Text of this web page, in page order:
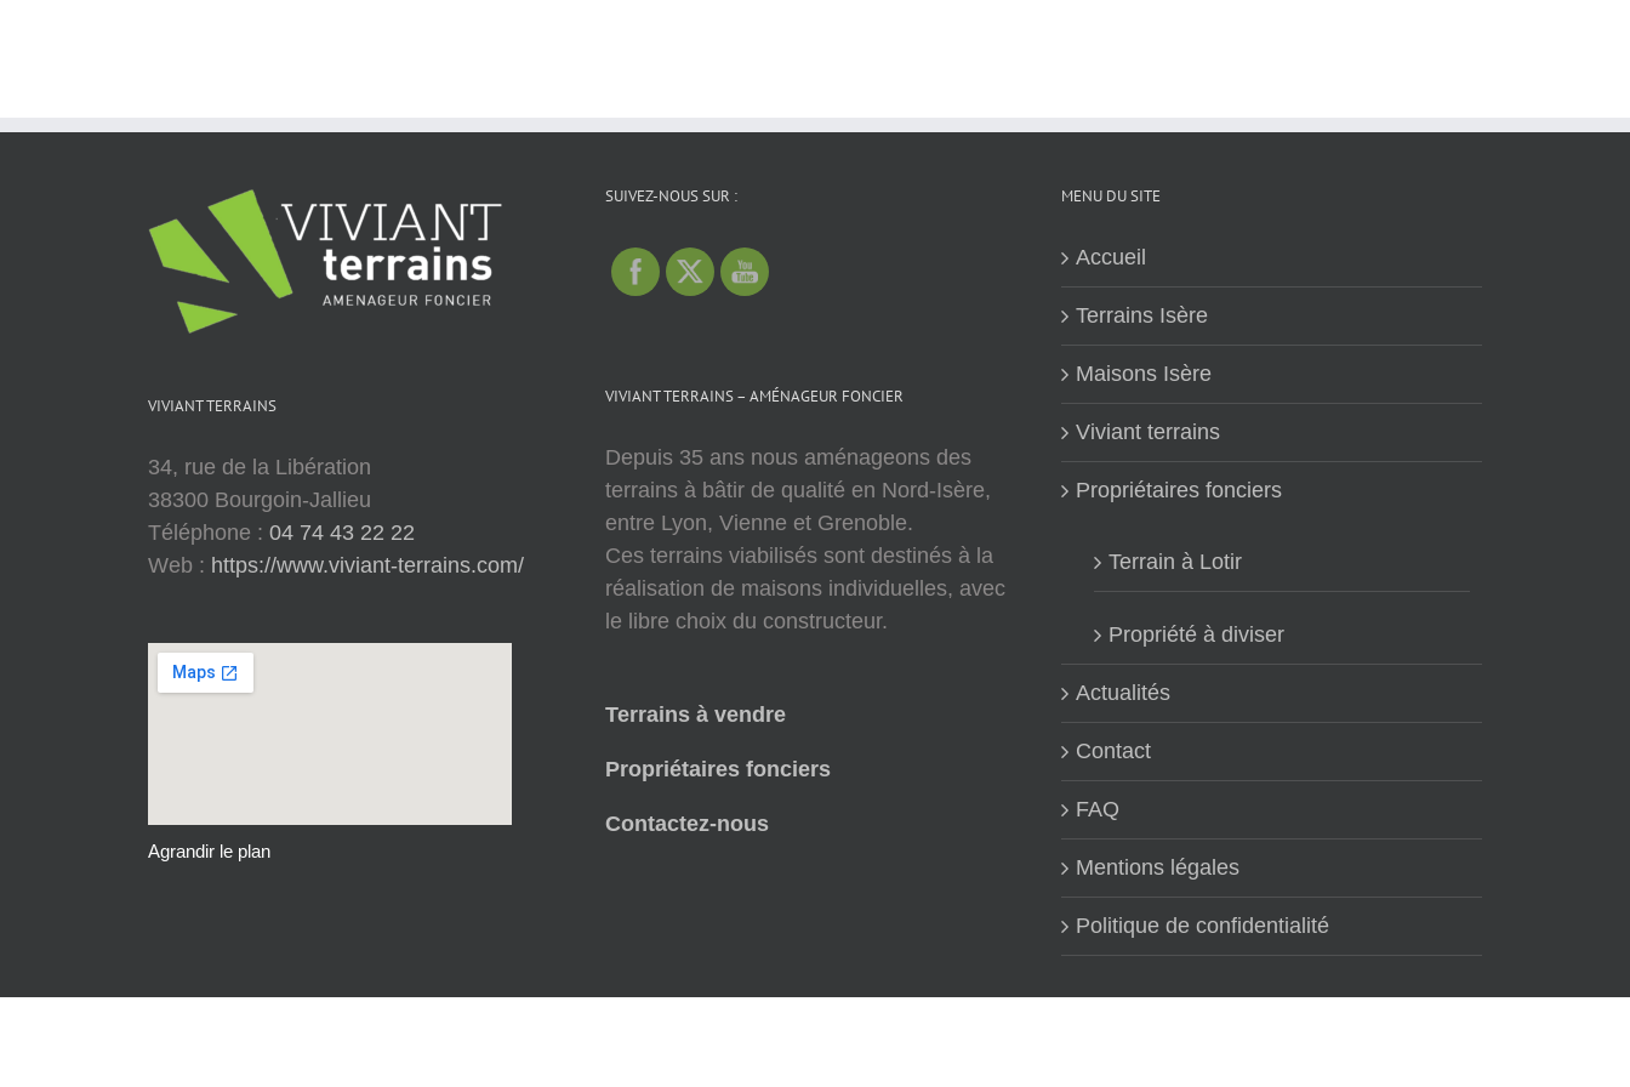
VIVIANT TERRAINS
34, rue de la Libération
38300 Bourgoin-Jallieu
Téléphone : 04 74 43 22 22
Web : https://www.viviant-terrains.com/
Agrandir le plan
SUIVEZ-NOUS SUR :
VIVIANT TERRAINS – AMÉNAGEUR FONCIER
Depuis 35 ans nous aménageons des
terrains à bâtir de qualité en Nord-Isère,
entre Lyon, Vienne et Grenoble.
Ces terrains viabilisés sont destinés à la
réalisation de maisons individuelles, avec
le libre choix du constructeur.
Terrains à vendre
Propriétaires fonciers
Contactez-nous
MENU DU SITE
Accueil
Terrains Isère
Maisons Isère
Viviant terrains
Propriétaires fonciers
Terrain à Lotir
Propriété à diviser
Actualités
Contact
FAQ
Mentions légales
Politique de confidentialité